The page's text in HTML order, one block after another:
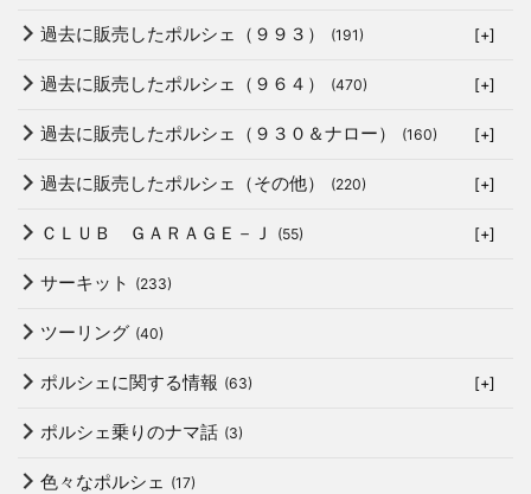
過去に販売したポルシェ（９９３） (191) [+]
過去に販売したポルシェ（９６４） (470) [+]
過去に販売したポルシェ（９３０＆ナロー） (160) [+]
過去に販売したポルシェ（その他） (220) [+]
ＣＬＵＢ ＧＡＲＡＧＥ－Ｊ (55) [+]
サーキット (233)
ツーリング (40)
ポルシェに関する情報 (63) [+]
ポルシェ乗りのナマ話 (3)
色々なポルシェ (17)